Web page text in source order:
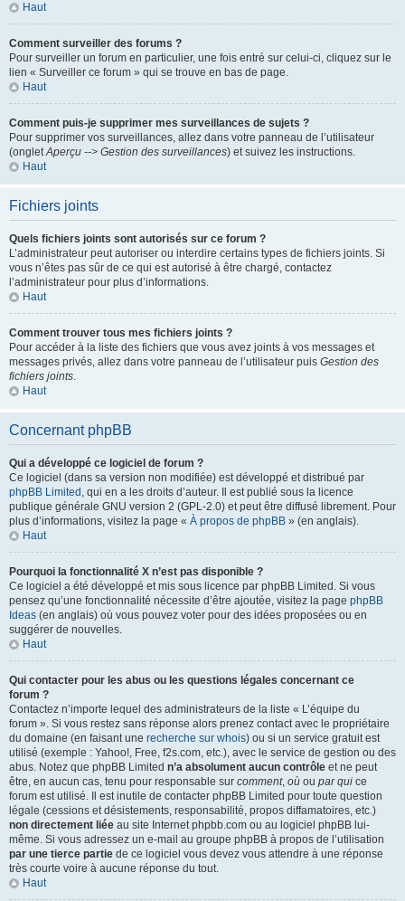
Haut
Comment surveiller des forums ?
Pour surveiller un forum en particulier, une fois entré sur celui-ci, cliquez sur le
lien « Surveiller ce forum » qui se trouve en bas de page.
Haut
Comment puis-je supprimer mes surveillances de sujets ?
Pour supprimer vos surveillances, allez dans votre panneau de l’utilisateur
(ongletAperçu --> Gestion des surveillances) et suivez les instructions.
Haut
Fichiers joints
Quels fichiers joints sont autorisés sur ce forum ?
L’administrateur peut autoriser ou interdire certains types de fichiers joints. Si
vous n’êtes pas sûr de ce qui est autorisé à être chargé, contactez
l’administrateur pour plus d’informations.
Haut
Comment trouver tous mes fichiers joints ?
Pour accéder à la liste des fichiers que vous avez joints à vos messages et
messages privés, allez dans votre panneau de l’utilisateur puis Gestion des
fichiers joints.
Haut
Concernant phpBB
Qui a développé ce logiciel de forum ?
Ce logiciel (dans sa version non modifiée) est développé et distribué par
phpBB Limited , qui en a les droits d’auteur. Il est publié sous la licence
publique générale GNU version 2 (GPL-2.0) et peut être diffusé librement. Pour
plus d’informations, visitez la page « À propos de phpBB » (en anglais).
Haut
Pourquoi la fonctionnalité X n’est pas disponible ?
Ce logiciel a été développé et mis sous licence par phpBB Limited. Si vous
pensez qu’une fonctionnalité nécessite d’être ajoutée, visitez la page phpBB
Ideas (en anglais) où vous pouvez voter pour des idées proposées ou en
suggérer de nouvelles.
Haut
Qui contacter pour les abus ou les questions légales concernant ce
forum ?
Contactez n’importe lequel des administrateurs de la liste « L’équipe du
forum ». Si vous restez sans réponse alors prenez contact avec le propriétaire
du domaine (en faisant une recherche sur whois) ou si un service gratuit est
utilisé (exemple : Yahoo!, Free, f2s.com, etc.), avec le service de gestion ou des
abus. Notez que phpBB Limited n’a absolument aucun contrôle et ne peut
être, en aucun cas, tenu pour responsable sur comment, où ou par qui ce
forum est utilisé. Il est inutile de contacter phpBB Limited pour toute question
légale (cessions et désistements, responsabilité, propos diffamatoires, etc.)
non directement liée au site Internet phpbb.com ou au logiciel phpBB lui-
même. Si vous adressez un e-mail au groupe phpBB à propos de l’utilisation
par une tierce partie de ce logiciel vous devez vous attendre à une réponse
très courte voire à aucune réponse du tout.
Haut